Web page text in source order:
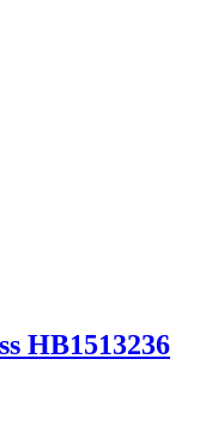
HB1513236